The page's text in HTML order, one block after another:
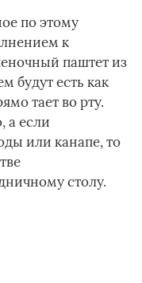
по этому
к
паштет из
будут есть как
тает во рту.
а если
или канапе, то
столу.